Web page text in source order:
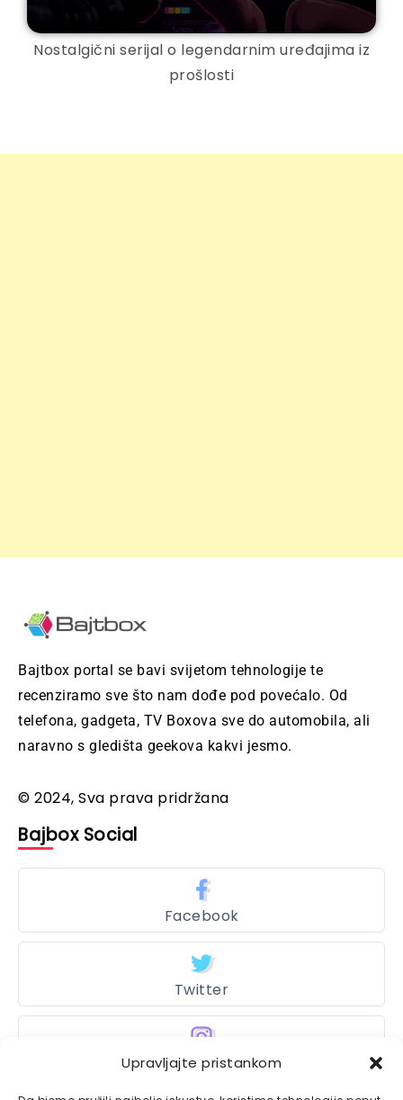
Upravljajte pristankom
Nostalgični serijal o legendarnim uređajima iz
prošlosti
Bajtbox portal se bavi svijetom tehnologije te
recenziramo sve što nam dođe pod povećalo. Od
telefona, gadgeta, TV Boxova sve do automobila, ali
naravno s gledišta geekova kakvi jesmo.
© 2024, Sva prava pridržana
Bajbox Social
Facebook
Twitter
Instagram